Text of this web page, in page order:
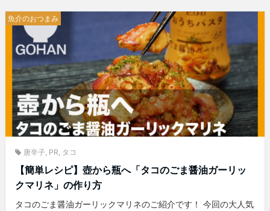
魚介のおつまみ
唐辛子 PR タコ
【簡単レシピ】壺から瓶へ「タコのごま醤油ガーリッ
クマリネ」の作り方
タコのごま醤油ガーリックマリネのご紹介です！ 今回の大人気